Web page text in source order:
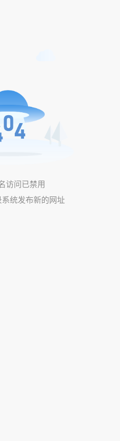
访问已禁用
统发布新的网址